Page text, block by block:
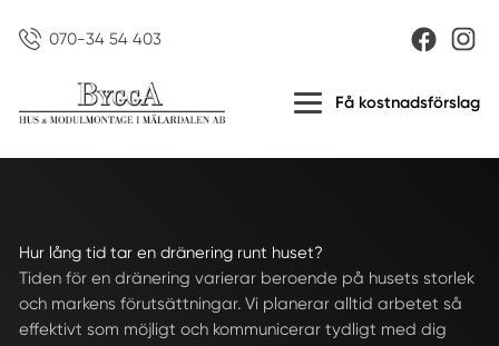
070-34 54 403
Få kostnadsförslag
Hur lång tid tar en dränering runt huset?
Tiden för en dränering varierar beroende på husets storlek
och markens förutsättningar. Vi planerar alltid arbetet så
effektivt som möjligt och kommunicerar tydligt med dig